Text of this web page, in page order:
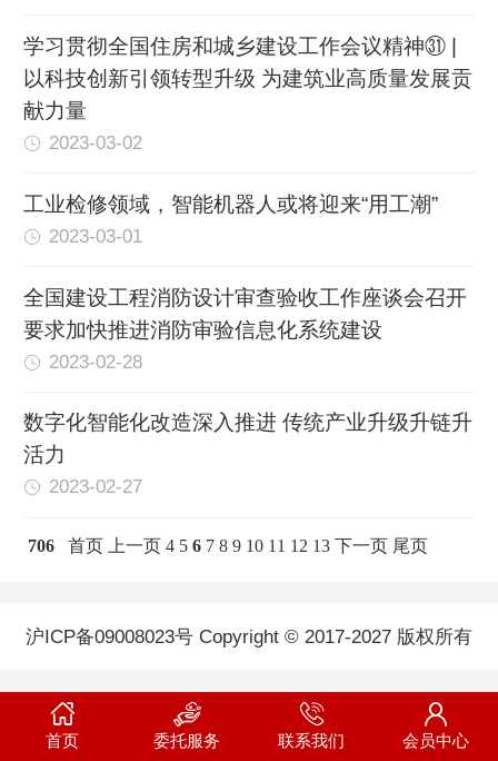
学习贯彻全国住房和城乡建设工作会议精神㉛ |
以科技创新引领转型升级 为建筑业高质量发展贡
献力量
2023-03-02
工业检修领域，智能机器人或将迎来“用工潮”
2023-03-01
全国建设工程消防设计审查验收工作座谈会召开
要求加快推进消防审验信息化系统建设
2023-02-28
数字化智能化改造深入推进 传统产业升级升链升
活力
2023-02-27
706 首页 上一页 4 5 6 7 8 9 10 11 12 13 下一页 尾页
沪ICP备09008023号 Copyright © 2017-2027 版权所有
首页 委托服务 联系我们 会员中心